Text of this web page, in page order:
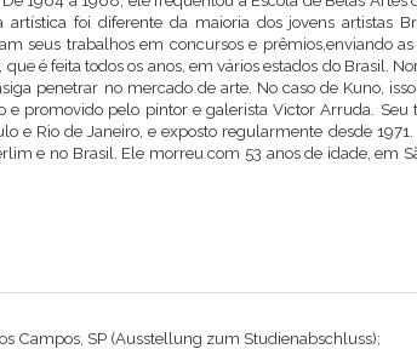
foi diferente da maioria dos jovens artistas
seus trabalhos em concursos e prêmios,enviando
é feita todos os anos, em vários estados do Brasil.
penetrar no mercado de arte. No caso de Kuno,
e promovido pelo pintor e galerista Victor Arruda. Seu
e Rio de Janeiro, e exposto regularmente desde
e no Brasil. Ele morreu com 53 anos de idade, em
Campos, SP (Ausstellung zum Studienabschluss);